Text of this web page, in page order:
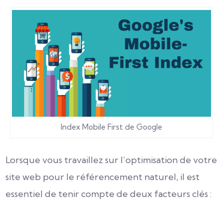
Index Mobile First de Google
Lorsque vous travaillez sur l’optimisation de votre
site web pour le référencement naturel, il est
essentiel de tenir compte de deux facteurs clés :